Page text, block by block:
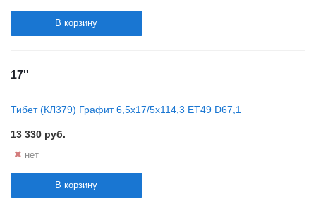
В корзину
17''
Тибет (КЛ379) Графит 6,5x17/5x114,3 ET49 D67,1
13 330 руб.
нет
В корзину